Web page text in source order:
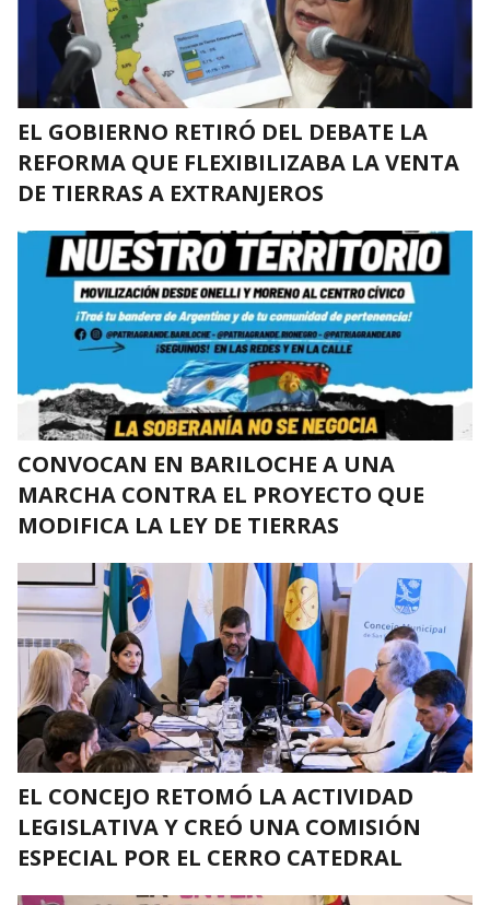
EL GOBIERNO RETIRÓ DEL DEBATE LA
REFORMA QUE FLEXIBILIZABA LA VENTA
DE TIERRAS A EXTRANJEROS
CONVOCAN EN BARILOCHE A UNA
MARCHA CONTRA EL PROYECTO QUE
MODIFICA LA LEY DE TIERRAS
EL CONCEJO RETOMÓ LA ACTIVIDAD
LEGISLATIVA Y CREÓ UNA COMISIÓN
ESPECIAL POR EL CERRO CATEDRAL